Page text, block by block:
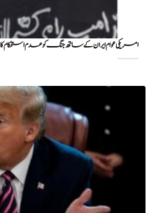
امریکی عوام ایران کے ساتھ جنگ کو عدم استحکام